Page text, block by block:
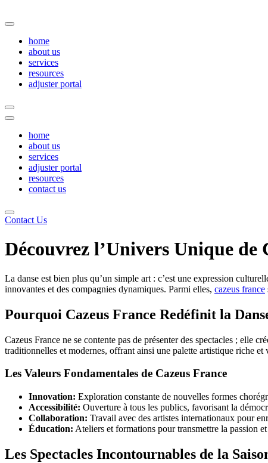
to
home
about us
services
resources
adjuster portal
home
about us
services
adjuster portal
resources
contact us
Contact Us
Découvrez l’Univers Unique de
La danse est bien plus qu’un simple art : c’est une expression
innovantes et des compagnies dynamiques. Parmi elles, cazeus france
Pourquoi Cazeus France Redéfinit la
Cazeus France ne se contente pas de présenter des spectacles ; elle
traditionnelles et modernes, offrant ainsi une palette artistique riche
Les Valeurs Fondamentales de Cazeus France
Innovation: Exploration constante de nouvelles formes
Accessibilité: Ouverture à tous les publics, favorisant la
Collaboration: Travail avec des artistes internationaux pour
Éducation: Ateliers et formations pour transmettre la passion
Les Spectacles Incontournables de la